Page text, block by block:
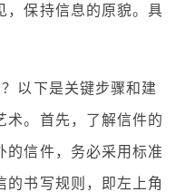
，保持信息的原貌。具
以下是关键步骤和建
术。首先，了解信件的
的信件，务必采用标准
的书写规则，即左上角